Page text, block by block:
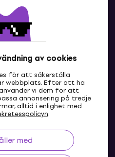
av cookies
för att säkerställa
webbplats. Efter att ha
vi dem för att
annonsering på tredje
alltid i enlighet med
.
med
oss
SE